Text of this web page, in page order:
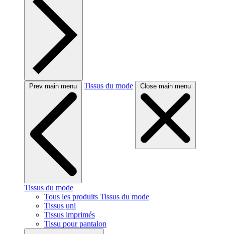
Prev main menu Tissus du mode Close main menu
Tissus du mode
Tous les produits Tissus du mode
Tissus uni
Tissus imprimés
Tissu pour pantalon